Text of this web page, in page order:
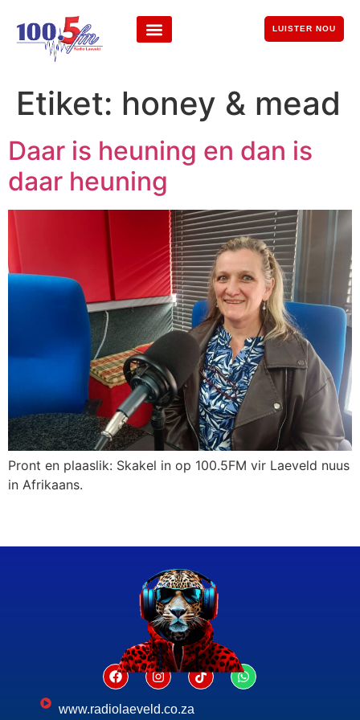
LUISTER NOU
Etiket: honey & mead
Daar is heuning en dan is
daar heuning
Pront en plaaslik: Skakel in op 100.5FM vir Laeveld nuus
in Afrikaans.
www.radiolaeveld.co.za